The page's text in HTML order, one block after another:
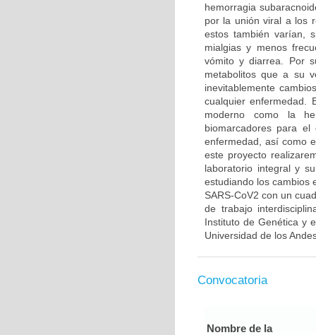
hemorragia
por la unión viral a los
estos también varían,
mialgias y menos
vómito y diarrea. Por
metabolitos que a su
inevitablemente
cualquier enfermedad.
moderno como la
biomarcadores para el
enfermedad, así como
este proyecto
laboratorio integral y
estudiando los cambios
SARS-CoV2 con un
de trabajo
Instituto de Genética y
Universidad de los
Convocatoria
Nombre de la